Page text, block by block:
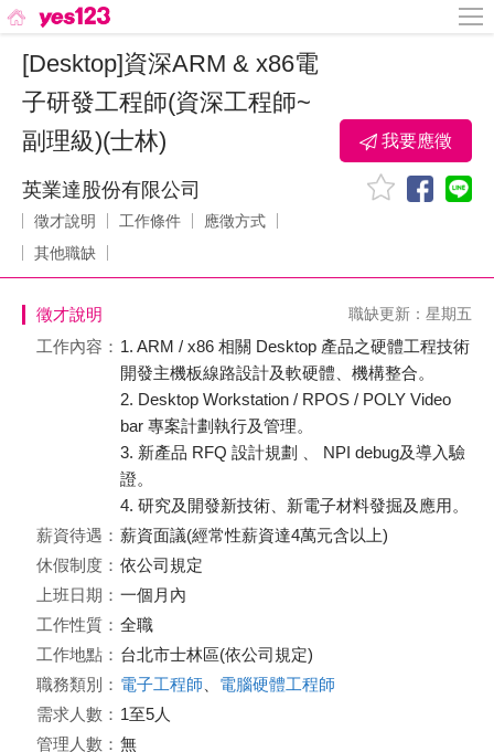
[Desktop]資深ARM & x86電
子研發工程師(資深工程師~
副理級)(士林)
英業達股份有限公司
徵才說明 工作條件
應徵方式
其他職缺
我要應徵
徵才說明 職缺更新：星期五
工作內容： 1. ARM / x86 相關 Desktop 產品之硬體工程技術
開發主機板線路設計及軟硬體、機構整合。
2. Desktop Workstation / RPOS / POLY Video
bar 專案計劃執行及管理。
3. 新產品 RFQ 設計規劃 、 NPI debug及導入驗
證。
4. 研究及開發新技術、新電子材料發掘及應用。
薪資待遇： 薪資面議(經常性薪資達4萬元含以上)
休假制度： 依公司規定
上班日期： 一個月內
工作性質： 全職
工作地點： 台北市士林區(依公司規定)
職務類別： 電子工程師
電腦硬體工程師
需求人數： 1至5人
管理人數： 無